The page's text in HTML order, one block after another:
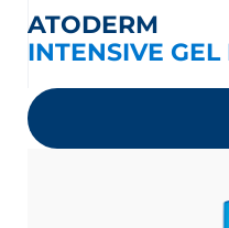
ATODERM
INTENSIVE